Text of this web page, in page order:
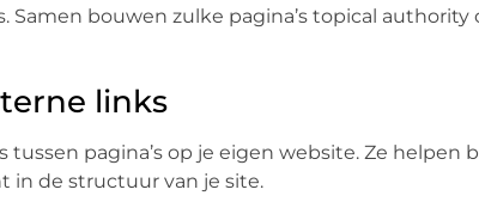
Samen bouwen zulke pagina’s topical
links
tussen pagina’s op je eigen website. Ze helpen
in de structuur van je site.